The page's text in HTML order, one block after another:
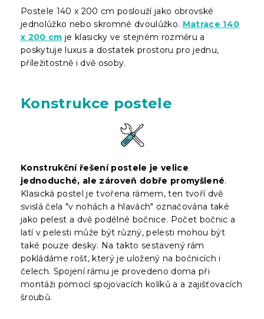
Postele 140 x 200 cm poslouží jako obrovské
jednolůžko nebo skromné dvoulůžko. Matrace 140
x 200 cm je klasicky ve stejném rozměru a
poskytuje luxus a dostatek prostoru pro jednu,
příležitostně i dvě osoby.
Konstrukce postele
Konstrukční řešení postele je velice
jednoduché, ale zároveň dobře promyšlené.
Klasická postel je tvořena rámem, ten tvoří dvě
svislá čela "v nohách a hlavách" označována také
jako pelest a dvě podélné bočnice. Počet bočnic a
latí v pelesti může být různý, pelesti mohou být
také pouze desky. Na takto sestavený rám
pokládáme rošt, který je uložený na bočnicích i
čelech. Spojení rámu je provedeno doma při
montáži pomocí spojovacích kolíků a a zajišťovacích
šroubů.